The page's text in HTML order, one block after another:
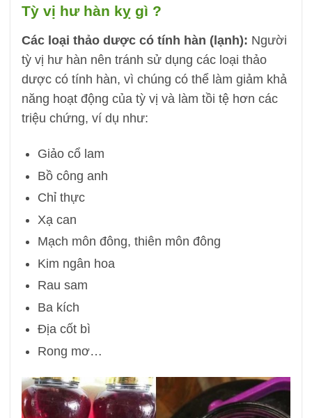
Tỳ vị hư hàn kỵ gì ?
Các loại thảo dược có tính hàn (lạnh): Người
tỳ vị hư hàn nên tránh sử dụng các loại thảo
dược có tính hàn, vì chúng có thể làm giảm khả
năng hoạt động của tỳ vị và làm tồi tệ hơn các
triệu chứng, ví dụ như:
Giảo cổ lam
Bồ công anh
Chỉ thực
Xạ can
Mạch môn đông, thiên môn đông
Kim ngân hoa
Rau sam
Ba kích
Địa cốt bì
Rong mơ…